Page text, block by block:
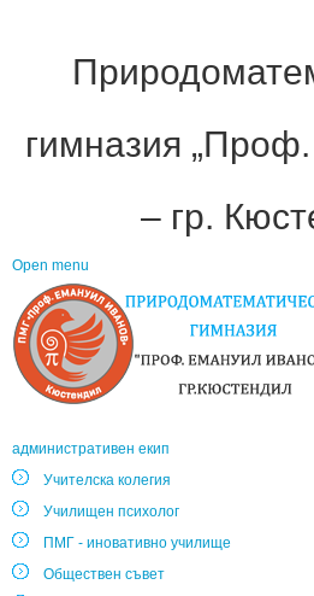
гимназия
– гр.
Open menu
административен екип
Учителска колегия
Училищен психолог
ПМГ - иновативно училище
Обществен съвет